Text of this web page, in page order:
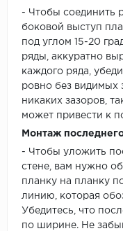
- Чтобы соединить
боковой выступ
под углом 15-20
ряды, аккуратно
каждого ряда,
ровно без видимых
никаких зазоров,
может привести к
Монтаж
- Чтобы уложить
стене, вам нужно
планку на планку
линию, которая
Убедитесь, что
по ширине. Не